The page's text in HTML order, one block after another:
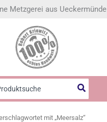
Metzgerei aus Ueckermünde
mit „Meersalz“
Beliebtheit